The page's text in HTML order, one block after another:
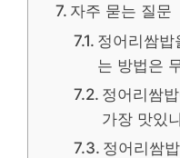
자주 묻는 질문
정어리쌈밥
는 방법은
정어리쌈
가장 맛있
정어리쌈